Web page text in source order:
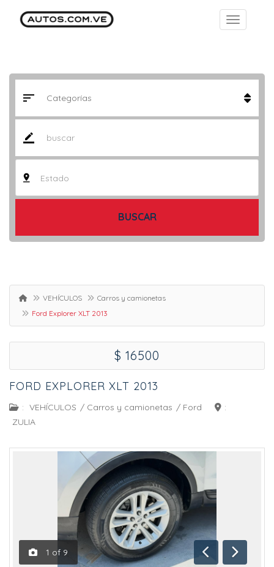
Estado
BUSCAR
VEHÍCULOS
Carros y camionetas
Ford Explorer XLT 2013
$ 16500
FORD EXPLORER XLT 2013
: VEHÍCULOS / Carros y camionetas / Ford
:
ZULIA
1 of 9